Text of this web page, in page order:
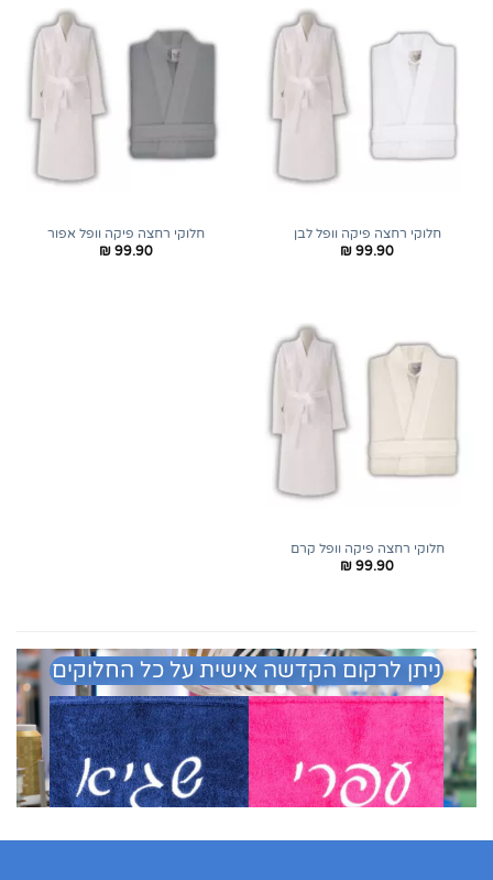
חלוקי רחצה פיקה וופל לבן
₪ 99.90
חלוקי רחצה פיקה וופל אפור
₪ 99.90
חלוקי רחצה פיקה וופל קרם
₪ 99.90
ניתן לרקום הקדשה אישית על כל החלוקים